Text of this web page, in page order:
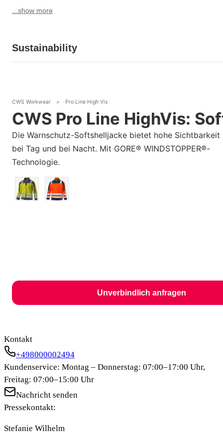
...show more
Sustainability
CWS Workwear > Pro Line High Vis
CWS Pro Line HighVis:
Die Warnschutz-Softshelljacke bietet hohe Sichtbarkeit
bei Tag und bei Nacht. Mit GORE® WINDSTOPPER®-
Technologie.
Unverbindlich anfragen
Kontakt
+498000002494
Kundenservice: Montag – Donnerstag: 07:00–17:00 Uhr,
Freitag: 07:00–15:00 Uhr
Nachricht senden
Pressekontakt:
Stefanie Wilhelm